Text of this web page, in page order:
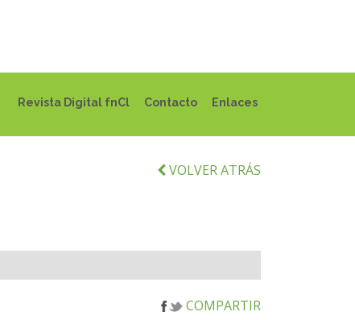
Revista Digital fnCl Contacto Enlaces
VOLVER ATRÁS
COMPARTIR